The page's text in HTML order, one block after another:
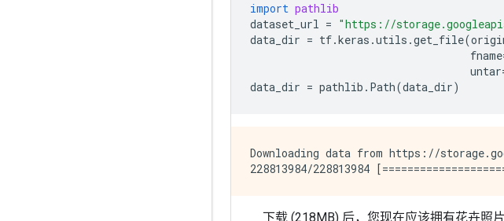
import pathlib
dataset_url = "https://
data_dir = tf.keras .utils .get_file(
fname
untar
data_dir = pathlib . Path(data_dir)
Downloading data from https://
下载 (218MB) 后，您现在应该拥有花卉照